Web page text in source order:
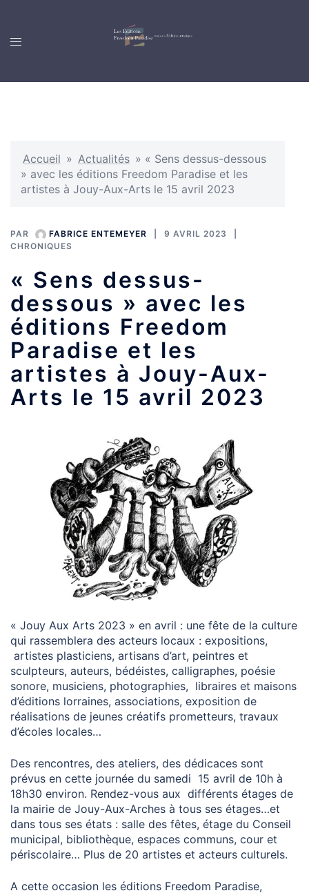
Accueil » Actualités » « Sens dessus-dessous
» avec les éditions Freedom Paradise et les
artistes à Jouy-Aux-Arts le 15 avril 2023
PAR FABRICE ENTEMEYER
9 AVRIL 2023
CHRONIQUES
« Sens dessus-
dessous » avec les
éditions Freedom
Paradise et les
artistes à Jouy-Aux-
Arts le 15 avril 2023
« Jouy Aux Arts 2023 » en avril : une fête de la culture
qui rassemblera des acteurs locaux : expositions,
artistes plasticiens, artisans d’art, peintres et
sculpteurs, auteurs, bédéistes, calligraphes, poésie
sonore, musiciens, photographies, libraires et maisons
d’éditions lorraines, associations, exposition de
réalisations de jeunes créatifs prometteurs, travaux
d’écoles locales…
Des rencontres, des ateliers, des dédicaces sont
prévus en cette journée du samedi 15 avril de 10h à
18h30 environ. Rendez-vous aux différents étages de
la mairie de Jouy-Aux-Arches à tous ses étages…et
dans tous ses états : salle des fêtes, étage du Conseil
municipal, bibliothèque, espaces communs, cour et
périscolaire… Plus de 20 artistes et acteurs culturels.
A cette occasion les éditions Freedom Paradise,